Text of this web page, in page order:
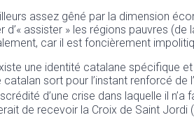
assez gêné par la dimension
d’« assister » les régions pauvres
car il est foncièrement
une identité catalane spécifique
catalan sort pour l’instant renforcé
d’une crise dans laquelle il
de recevoir la Croix de Saint Jordi